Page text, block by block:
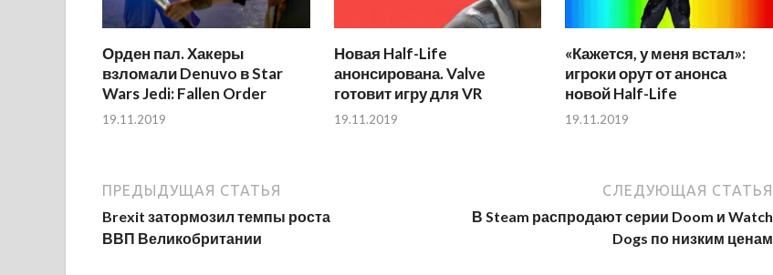
Орден пал. Хакеры
взломали Denuvo в Star
Wars Jedi: Fallen Order
19.11.2019
Новая Half-Life
анонсирована. Valve
готовит игру для VR
19.11.2019
«Кажется, у меня встал»:
игроки орут от анонса
новой Half-Life
19.11.2019
ПРЕДЫДУЩАЯ СТАТЬЯ
Brexit затормозил темпы роста
ВВП Великобритании
СЛЕДУЮЩАЯ СТАТЬЯ
В Steam распродают серии Doom и Watch
Dogs по низким ценам